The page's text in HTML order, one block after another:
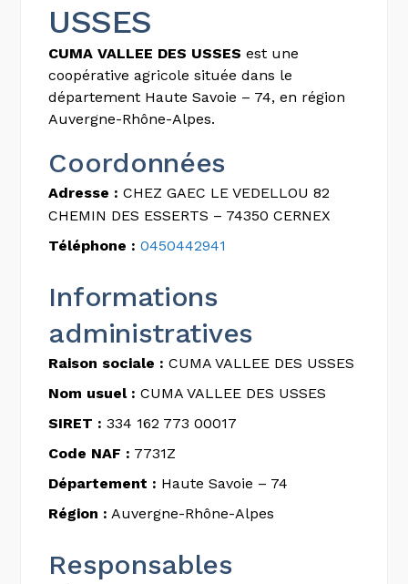
USSES
CUMA VALLEE DES USSES est une
coopérative agricole située dans le
département Haute Savoie – 74, en région
Auvergne-Rhône-Alpes.
Coordonnées
Adresse : CHEZ GAEC LE VEDELLOU 82
CHEMIN DES ESSERTS – 74350 CERNEX
Téléphone : 0450442941
Informations
administratives
Raison sociale : CUMA VALLEE DES USSES
Nom usuel : CUMA VALLEE DES USSES
SIRET : 334 162 773 00017
Code NAF : 7731Z
Département : Haute Savoie – 74
Région : Auvergne-Rhône-Alpes
Responsables